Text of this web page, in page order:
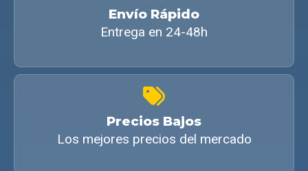
Envío Rápido
Entrega en 24-48h
Precios Bajos
Los mejores precios del mercado